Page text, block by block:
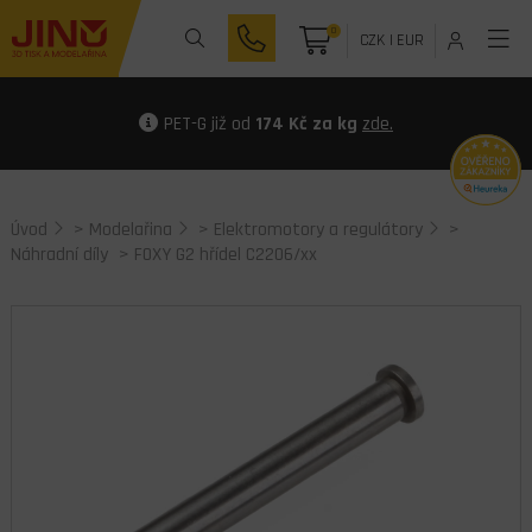
0 CZK| EUR
PET-G již od 174 Kč za kg zde.
Úvod > Modelařina > Elektromotory a regulátory
>
Náhradní díly > FOXY G2 hřídel C2206/xx